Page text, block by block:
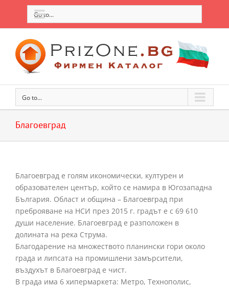
Go to...
Go to...
Благоевград
Благоевград е голям икономически, културен и
образователен център, който се намира в Югозападна
България. Област и община – Благоевград при
преброяване на НСИ през 2015 г. градът е с 69 610
души население. Благоевград е разположен в
долината на река Струма.
Благодарение на множеството планински гори около
града и липсата на промишлени замърсители,
въздухът в Благоевград е чист.
В града има 6 хипермаркета: Метро, Технополис,